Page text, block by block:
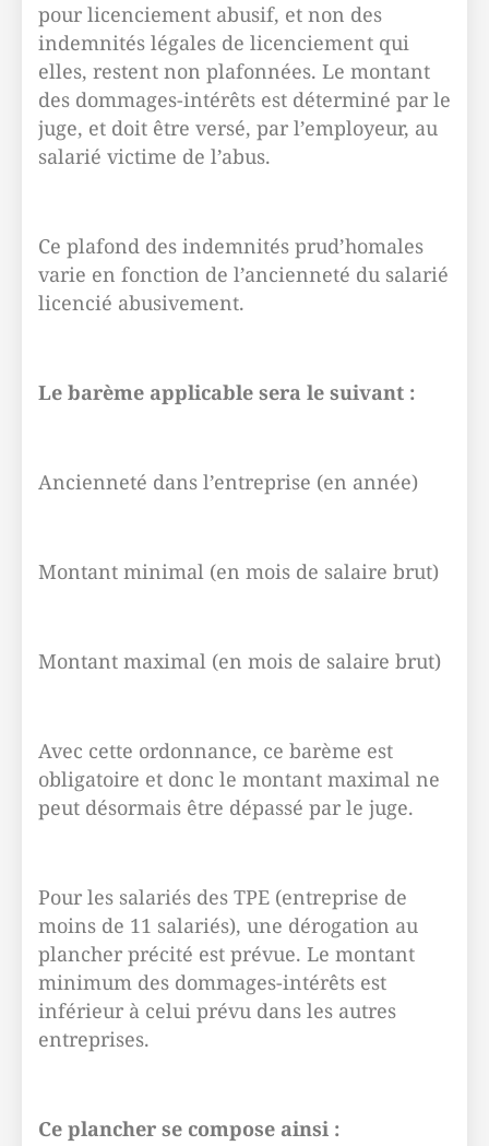
pour licenciement abusif, et non des
indemnités légales de licenciement qui
elles, restent non plafonnées. Le montant
des dommages-intérêts est déterminé par le
juge, et doit être versé, par l’employeur, au
salarié victime de l’abus.
Ce plafond des indemnités prud’homales
varie en fonction de l’ancienneté du salarié
licencié abusivement.
Le barème applicable sera le suivant :
Ancienneté dans l’entreprise (en année)
Montant minimal (en mois de salaire brut)
Montant maximal (en mois de salaire brut)
Avec cette ordonnance, ce barème est
obligatoire et donc le montant maximal ne
peut désormais être dépassé par le juge.
Pour les salariés des TPE (entreprise de
moins de 11 salariés), une dérogation au
plancher précité est prévue. Le montant
minimum des dommages-intérêts est
inférieur à celui prévu dans les autres
entreprises.
Ce plancher se compose ainsi :